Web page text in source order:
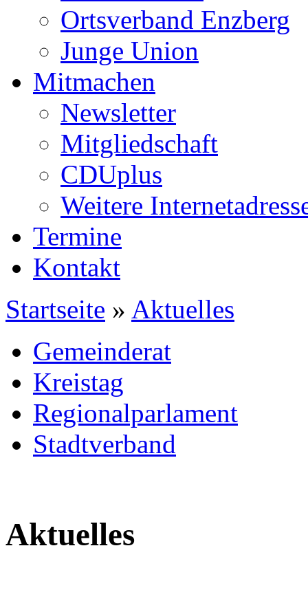
Ortsverband Enzberg
Junge Union
Mitmachen
Newsletter
Mitgliedschaft
CDUplus
Weitere
Termine
Kontakt
Startseite » Aktuelles
Gemeinderat
Kreistag
Regionalparlament
Stadtverband
Aktuelles